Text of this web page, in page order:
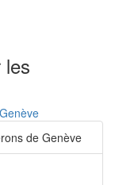
les
de Genève